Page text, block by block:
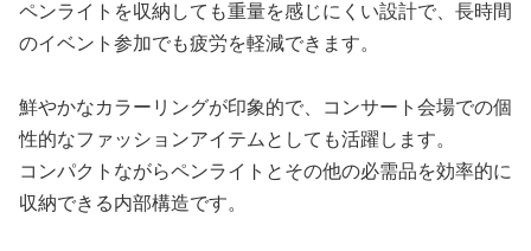
ペンライトを収納しても重量を感じにくい設計で、長時間
のイベント参加でも疲労を軽減できます。
鮮やかなカラーリングが印象的で、コンサート会場での個
性的なファッションアイテムとしても活躍します。
コンパクトながらペンライトとその他の必需品を効率的に
収納できる内部構造です。